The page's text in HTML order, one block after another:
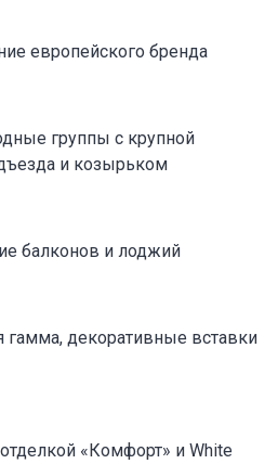
европейского бренда
группы с крупной
и козырьком
балконов и лоджий
гамма, декоративные вставки
«Комфорт» и White